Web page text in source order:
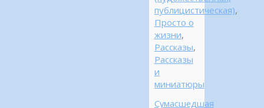
публицистическая),
Просто о
жизни,
Рассказы,
Рассказы
и
миниатюры
Сумасшедшая